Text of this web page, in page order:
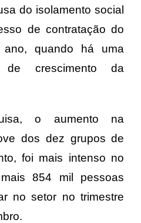
do isolamento social
de contratação do
quando há uma
de crescimento da
o aumento na
dos dez grupos de
foi mais intenso no
854 mil pessoas
no setor no trimestre